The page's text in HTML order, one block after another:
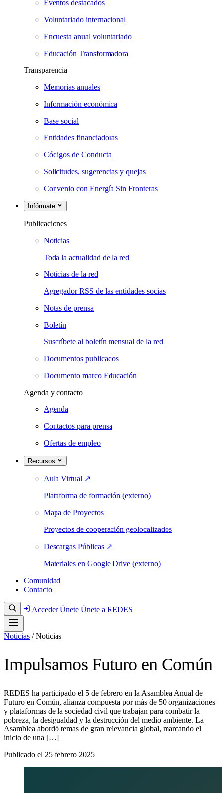
Eventos destacados
Voluntariado internacional
Encuesta anual voluntariado
Educación Transformadora
Transparencia
Memorias anuales
Información económica
Base social
Entidades financiadoras
Códigos de Conducta
Solicitudes, sugerencias y quejas
Convenio con Energía Sin Fronteras
Infórmate
Publicaciones
Noticias
Toda la actualidad de la red
Noticias de la red
Agregador RSS de las entidades socias
Notas de prensa
Boletín
Suscríbete al boletín mensual de la red
Documentos publicados
Documento marco Educación
Agenda y contacto
Agenda
Contactos para prensa
Ofertas de empleo
Recursos
Aula Virtual ↗
Plataforma de formación (externo)
Mapa de Proyectos
Proyectos de cooperación geolocalizados
Descargas Públicas ↗
Materiales en Google Drive (externo)
Comunidad
Contacto
AccederÚnete Únete a REDES
Noticias / Noticias
Impulsamos Futuro en Común
REDES ha participado el 5 de febrero en la Asamblea Anual de
Futuro en Común, alianza compuesta por más de 50 organizaciones
y plataformas de la sociedad civil que trabajan para combatir la
pobreza, la desigualdad y la destrucción del medio ambiente. La
Asamblea abordó temas de gran relevancia global, marcando el
inicio de una […]
Publicado el 25 febrero 2025